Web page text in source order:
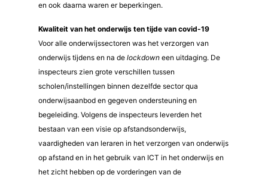
en ook daarna waren er beperkingen.
Kwaliteit van het onderwijs ten tijde van covid-19
Voor alle onderwijssectoren was het verzorgen van
onderwijs tijdens en na de lockdown een uitdaging. De
inspecteurs zien grote verschillen tussen
scholen/instellingen binnen dezelfde sector qua
onderwijsaanbod en gegeven ondersteuning en
begeleiding. Volgens de inspecteurs leverden het
bestaan van een visie op afstandsonderwijs,
vaardigheden van leraren in het verzorgen van onderwijs
op afstand en in het gebruik van ICT in het onderwijs en
het zicht hebben op de vorderingen van de